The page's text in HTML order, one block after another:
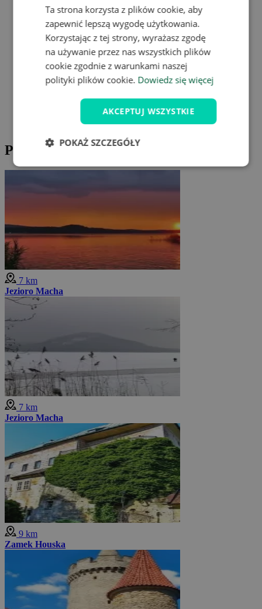
Propozycje wycieczek po okolicy
7 km
Jezioro Macha
7 km
Jezioro Macha
9 km
Zamek Houska
Ta strona korzysta z plików cookie, aby
zapewnić lepszą wygodę użytkowania.
Korzystając z tej strony, wyrażasz zgodę
na używanie przez nas wszystkich plików
cookie zgodnie z warunkami naszej
polityki plików cookie. Dowiedz się więcej
AKCEPTUJ WSZYSTKIE
POKAŻ SZCZEGÓŁY